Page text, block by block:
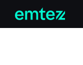
content